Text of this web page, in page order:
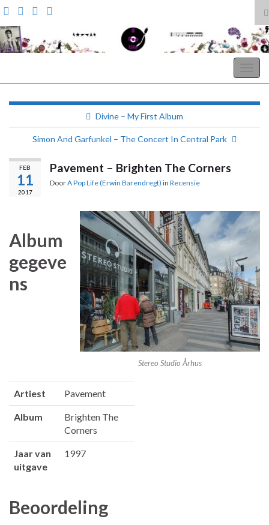
Search for:
Divine – My First Album
Simon And Garfunkel – The Concert In Central Park
FEB
11
2017
Pavement – Brighten The Corners
DoorA Pop Life (Erwin Barendregt) in Recensie
Stereo Studio Århus
Album
gegeve
ns
Artiest Pavement
Album
Brighten The
Corners
Jaar van
uitgave
1997
Beoordeling